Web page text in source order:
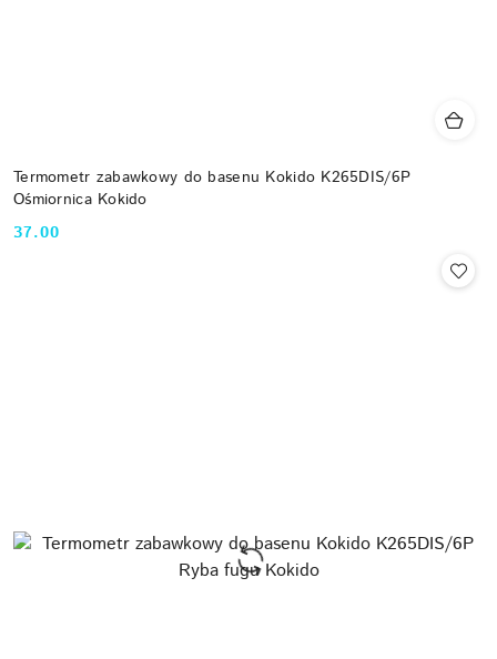
Termometr zabawkowy do basenu Kokido K265DIS/6P
Ośmiornica Kokido
Cena:
37.00